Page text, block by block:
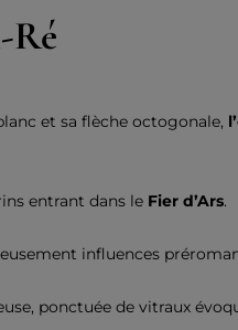
Ré
et sa flèche octogonale,
entrant dans le Fier d’Ars.
influences
ponctuée de vitraux